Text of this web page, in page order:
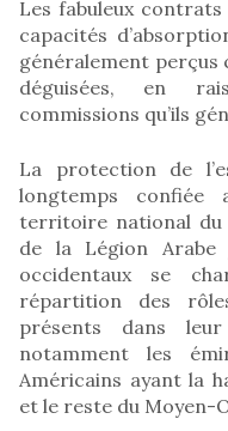
Les fabuleux contrats
capacités
généralement perçus
déguisées, en
commissions qu’ils
La protection de
longtemps confiée
territoire national du
de la Légion Arabe
occidentaux se
répartition des
présents dans leur
notamment les
Américains ayant la
et le reste du Moyen-